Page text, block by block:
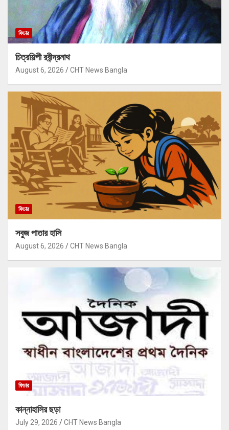
ফিচার
চিত্রশিল্পী রবীন্দ্রনাথ
August 6, 2026 CHT News Bangla
ফিচার
সবুজ পাতার হাসি
August 6, 2026 CHT News Bangla
ফিচার
কান্নাহাসির ছড়া
July 29, 2026 CHT News Bangla